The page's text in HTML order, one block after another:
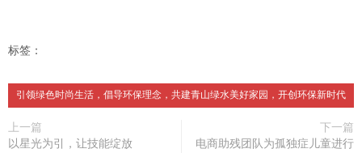
标签：
引领绿色时尚生活，倡导环保理念，共建青山绿水美好家园，开创环保新时代
上一篇
以星光为引，让技能绽放
下一篇
电商助残团队为孤独症儿童进行